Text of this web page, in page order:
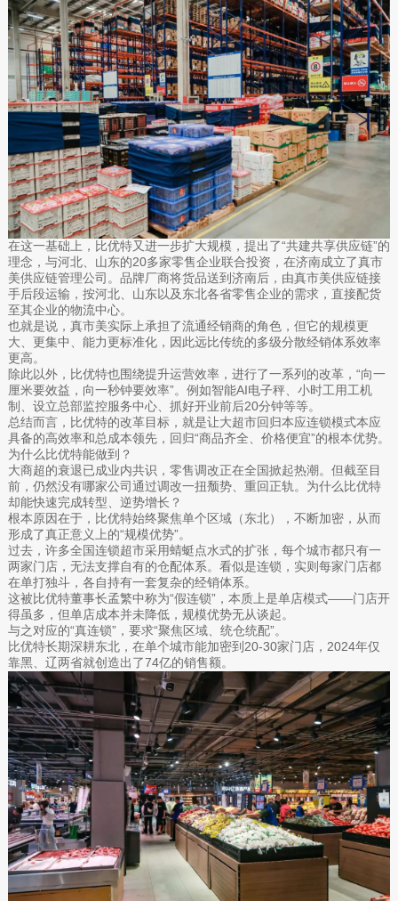
在这一基础上，比优特又进一步扩大规模，提出了“共建共享供应链”的
理念，与河北、山东的20多家零售企业联合投资，在济南成立了真市
美供应链管理公司。品牌厂商将货品送到济南后，由真市美供应链接
手后段运输，按河北、山东以及东北各省零售企业的需求，直接配货
至其企业的物流中心。
也就是说，真市美实际上承担了流通经销商的角色，但它的规模更
大、更集中、能力更标准化，因此远比传统的多级分散经销体系效率
更高。
除此以外，比优特也围绕提升运营效率，进行了一系列的改革，“向一
厘米要效益，向一秒钟要效率”。例如智能AI电子秤、小时工用工机
制、设立总部监控服务中心、抓好开业前后20分钟等等。
总结而言，比优特的改革目标，就是让大超市回归本应连锁模式本应
具备的高效率和总成本领先，回归“商品齐全、价格便宜”的根本优势。
为什么比优特能做到？
大商超的衰退已成业内共识，零售调改正在全国掀起热潮。但截至目
前，仍然没有哪家公司通过调改一扭颓势、重回正轨。为什么比优特
却能快速完成转型、逆势增长？
根本原因在于，比优特始终聚焦单个区域（东北），不断加密，从而
形成了真正意义上的“规模优势”。
过去，许多全国连锁超市采用蜻蜓点水式的扩张，每个城市都只有一
两家门店，无法支撑自有的仓配体系。看似是连锁，实则每家门店都
在单打独斗，各自持有一套复杂的经销体系。
这被比优特董事长孟繁中称为“假连锁”，本质上是单店模式——门店开
得虽多，但单店成本并未降低，规模优势无从谈起。
与之对应的“真连锁”，要求“聚焦区域、统仓统配”。
比优特长期深耕东北，在单个城市能加密到20-30家门店，2024年仅
靠黑、辽两省就创造出了74亿的销售额。